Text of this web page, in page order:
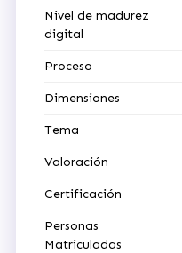
Nivel de madurez
digital
Proceso
Dimensiones
Tema
Valoración
Certificación
Personas
Matriculadas